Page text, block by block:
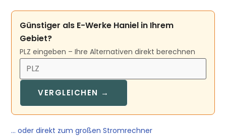
Günstiger als E-Werke Haniel in Ihrem
Gebiet?
PLZ eingeben – Ihre Alternativen direkt berechnen
VERGLEICHEN →
… oder direkt zum großen Stromrechner